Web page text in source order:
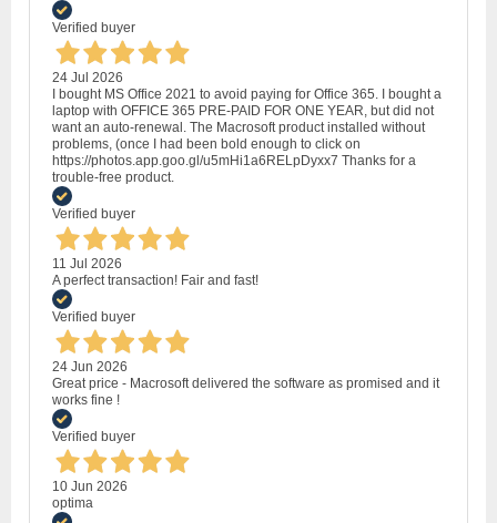
Verified buyer
24 Jul 2026
I bought MS Office 2021 to avoid paying for Office 365. I bought a
laptop with OFFICE 365 PRE-PAID FOR ONE YEAR, but did not
want an auto-renewal. The Macrosoft product installed without
problems, (once I had been bold enough to click on
https://photos.app.goo.gl/u5mHi1a6RELpDyxx7 Thanks for a
trouble-free product.
Verified buyer
11 Jul 2026
A perfect transaction! Fair and fast!
Verified buyer
24 Jun 2026
Great price - Macrosoft delivered the software as promised and it
works fine !
Verified buyer
10 Jun 2026
optima